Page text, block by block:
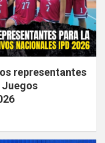
representantes
Juegos